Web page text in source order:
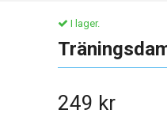
I lager.
249 kr